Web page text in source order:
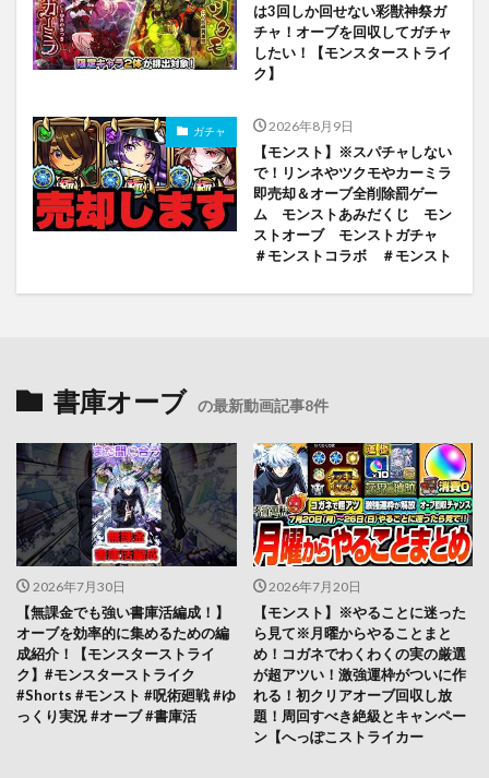
は3回しか回せない彩獣神祭ガ
チャ！オーブを回収してガチャ
したい！【モンスターストライ
ク】
ガチャ 2026年8月9日
【モンスト】※スパチャしない
で！リンネやツクモやカーミラ
即売却＆オーブ全削除罰ゲー
ム モンストあみだくじ モン
ストオーブ モンストガチャ
＃モンストコラボ ＃モンスト
書庫オーブ の最新動画記事8件
2026年7月30日
【無課金でも強い書庫活編成！】
オーブを効率的に集めるための編
成紹介！【モンスターストライ
ク】#モンスターストライク
#Shorts #モンスト #呪術廻戦 #ゆ
っくり実況 #オーブ #書庫活
2026年7月20日
【モンスト】※やることに迷った
ら見て※月曜からやることまと
め！コガネでわくわくの実の厳選
が超アツい！激強運枠がついに作
れる！初クリアオーブ回収し放
題！周回すべき絶級とキャンペー
ン【へっぽこストライカー